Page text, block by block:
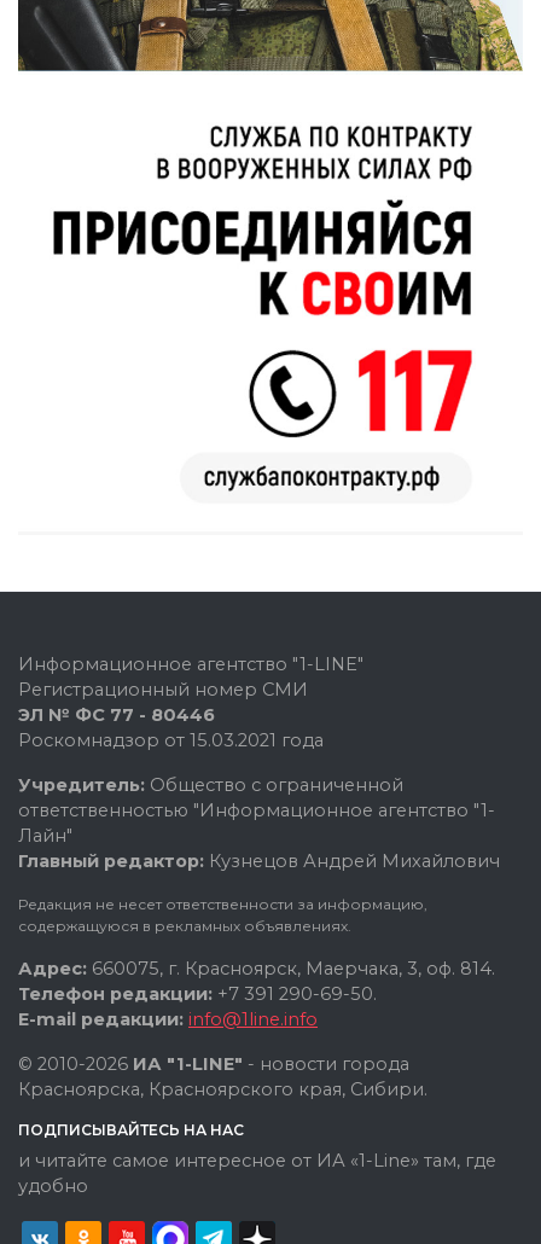
Информационное агентство "1-LINE"
Регистрационный номер СМИ
ЭЛ № ФС 77 - 80446
Роскомнадзор от 15.03.2021 года
Учредитель: Общество с ограниченной
ответственностью "Информационное агентство "1-
Лайн"
Главный редактор: Кузнецов Андрей Михайлович
Редакция не несет ответственности за информацию,
содержащуюся в рекламных объявлениях.
Адрес: 660075, г. Красноярск, Маерчака, 3, оф. 814.
Телефон редакции: +7 391 290-69-50.
E-mail редакции: info@1line.info
© 2010-2026 ИА "1-LINE" - новости города
Красноярска, Красноярского края, Сибири.
ПОДПИСЫВАЙТЕСЬ НА НАС
и читайте самое интересное от ИА «1-Line» там, где
удобно